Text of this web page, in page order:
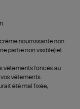
nourrissante non
partie non visible) et
vêtements foncés au
vêtements.
été mal fixée,